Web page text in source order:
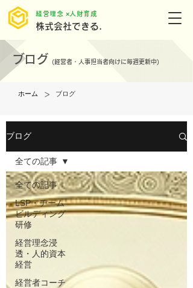
株式会社できる.
​経営理念 ×人財育成
ブログ (経営者・人事担当者向けに毎週更新中)
ホーム > ブログ
ブログ
全ての記事
LSP・チーム
ビルディング
研修
経営理念浸
透・人的資本
経営
経営者コーチ
全ての記事